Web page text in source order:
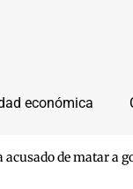
económica
de matar a